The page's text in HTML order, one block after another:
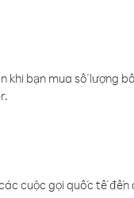
bạn mua số lượng
cuộc gọi quốc tế